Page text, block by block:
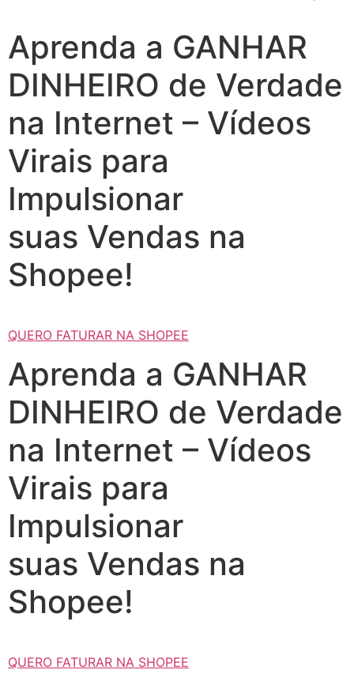
Aprenda a GANHAR
DINHEIRO de Verdade
na Internet – Vídeos
Virais para
Impulsionar
suas Vendas na
Shopee!
QUERO FATURAR NA SHOPEE
Aprenda a GANHAR
DINHEIRO de Verdade
na Internet – Vídeos
Virais para
Impulsionar
suas Vendas na
Shopee!
QUERO FATURAR NA SHOPEE